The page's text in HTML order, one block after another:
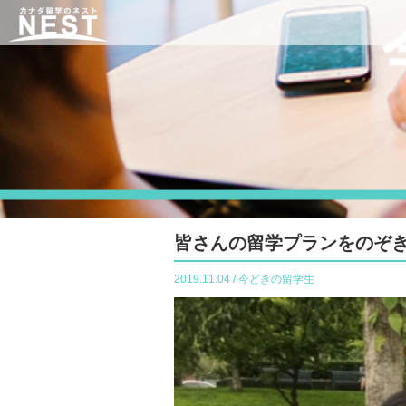
皆さんの留学プランをのぞ
2019.11.04 / 今どきの留学生